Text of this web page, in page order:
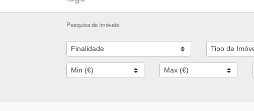
Pesquisa de Imóveis